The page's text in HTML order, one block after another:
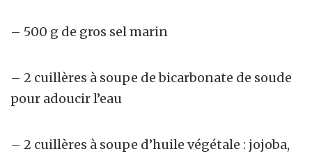
– 500 g de gros sel marin
– 2 cuillères à soupe de bicarbonate de soude
pour adoucir l’eau
– 2 cuillères à soupe d’huile végétale : jojoba,